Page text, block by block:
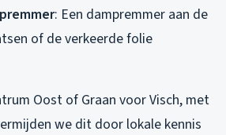
: Een dampremmer aan de
of de verkeerde folie
Oost of Graan voor Visch, met
we dit door lokale kennis